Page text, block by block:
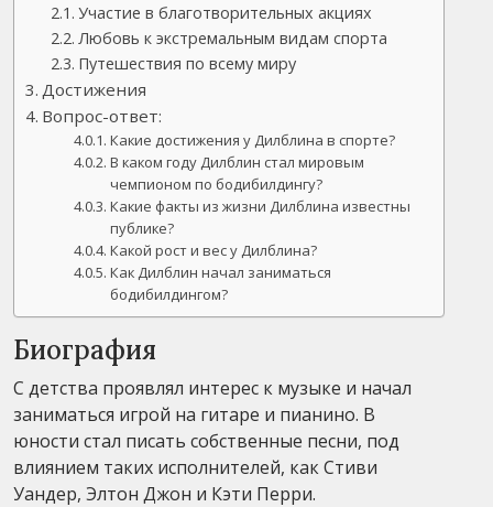
Участие в благотворительных акциях
Любовь к экстремальным видам спорта
Путешествия по всему миру
Достижения
Вопрос-ответ:
Какие достижения у Дилблина в спорте?
В каком году Дилблин стал мировым
чемпионом по бодибилдингу?
Какие факты из жизни Дилблина известны
публике?
Какой рост и вес у Дилблина?
Как Дилблин начал заниматься
бодибилдингом?
Биография
С детства проявлял интерес к музыке и начал
заниматься игрой на гитаре и пианино. В
юности стал писать собственные песни, под
влиянием таких исполнителей, как Стиви
Уандер, Элтон Джон и Кэти Перри.